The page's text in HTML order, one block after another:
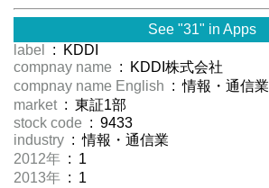
See "31" in Apps
label
: KDDI
compnay name : KDDI株式会社
compnay name English : 情報・通信業
market : 東証1部
stock code : 9433
industry : 情報・通信業
2012年 : 1
2013年 : 1